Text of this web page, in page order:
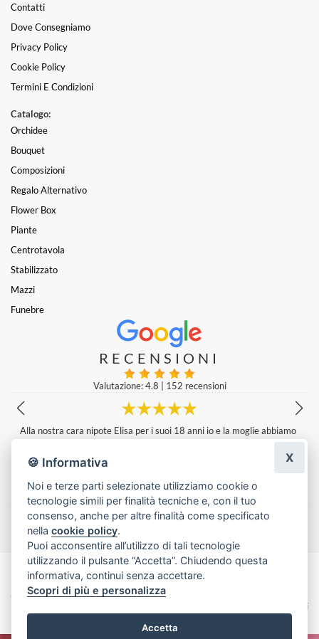
Contatti
Dove Consegniamo
Privacy Policy
Cookie Policy
Termini E Condizioni
Catalogo:
Orchidee
Bouquet
Composizioni
Regalo Alternativo
Flower Box
Piante
Centrotavola
Stabilizzato
Mazzi
Funebre
RECENSIONI
Valutazione: 4.8 152 recensioni
Il negozio è un gioiellino colorato. Anna, la proprietaria, ti dà sempre i
l consiglio giusto anche nella cura delle piante, perché si vede che le a
ma. E le sue confezioni, anche di un singolo fiore, sono una garanzi
a..... Antonella M.
Antonella Mancuso|2 settimane fa
Lascia una recensione
Made with byInfoser.it- Realizzazione Siti ecommerce per Fioristi
2026
Termini e Condizioni
🍪 Informativa
Noi e terze parti selezionate utilizziamo cookie o
tecnologie simili per finalità tecniche e, con il tuo
consenso, anche per altre finalità come specificato
nellacookie policy.
Puoi acconsentire all’utilizzo di tali tecnologie
utilizzando il pulsante “Accetta”. Chiudendo questa
informativa, continui senza accettare.
Scopri di più e personalizza
Accetta
X